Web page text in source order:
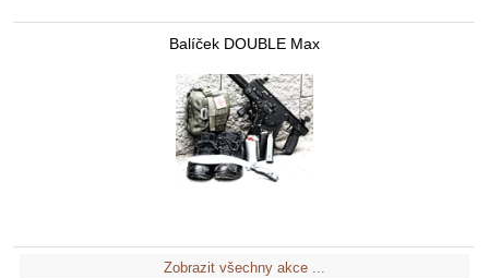
Balíček DOUBLE Max
Zobrazit všechny akce ...